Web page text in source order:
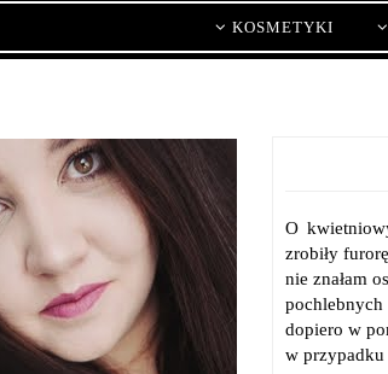
KOSMETYKI
O
zrobiły
nie znałam
pochlebnych
dopiero w
w przypadku